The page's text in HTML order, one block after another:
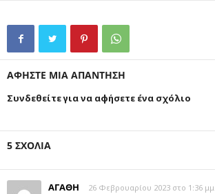
5 ΣΧΟΛΙΑ
ΑΓΑΘΗ 26 Φεβρουαρίου 2023 στο 1:36 μμ
ΑΦΗΣΤΕ ΜΙΑ ΑΠΑΝΤΗΣΗ
Συνδεθείτε για να αφήσετε ένα σχόλιο